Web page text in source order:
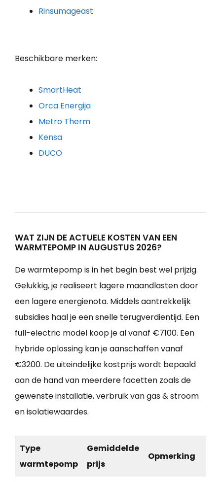
Rinsumageast
Beschikbare merken:
SmartHeat
Orca Energija
Metro Therm
Kensa
DUCO
WAT ZIJN DE ACTUELE KOSTEN VAN EEN
WARMTEPOMP IN AUGUSTUS 2026?
De warmtepomp is in het begin best wel prijzig.
Gelukkig, je realiseert lagere maandlasten door
een lagere energienota. Middels aantrekkelijk
subsidies haal je een snelle terugverdientijd. Een
full-electric model koop je al vanaf €7100. Een
hybride oplossing kan je aanschaffen vanaf
€3200. De uiteindelijke kostprijs wordt bepaald
aan de hand van meerdere facetten zoals de
gewenste installatie, verbruik van gas & stroom
en isolatiewaardes.
Type
warmtepomp
Gemiddelde
prijs
Opmerking